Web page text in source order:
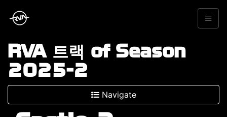
RVA 트랙 of Season
2025-2
Navigate